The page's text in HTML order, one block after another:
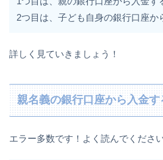
2つ目は、子ども自身の銀行口座か
詳しく見ていきましょう！
親名義の銀行口座から入金す
エラー多数です！よく読んでくださ